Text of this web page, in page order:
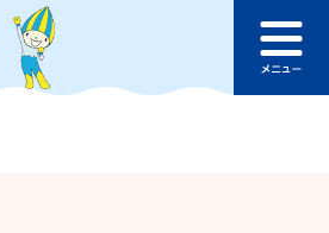
このページの本文へ
ュ